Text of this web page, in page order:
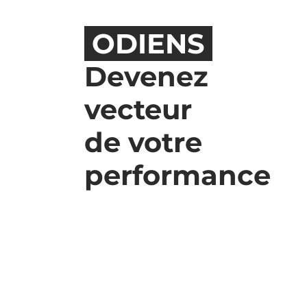
ODIENS
Devenez
vecteur
de votre
performance